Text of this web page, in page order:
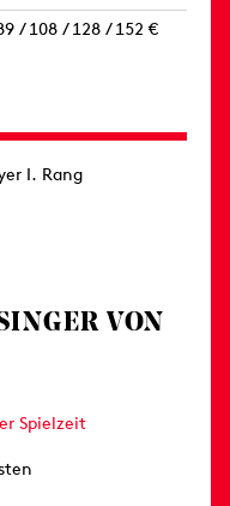
/ 108 / 128 / 152 €
I. Rang
VON
Spielzeit